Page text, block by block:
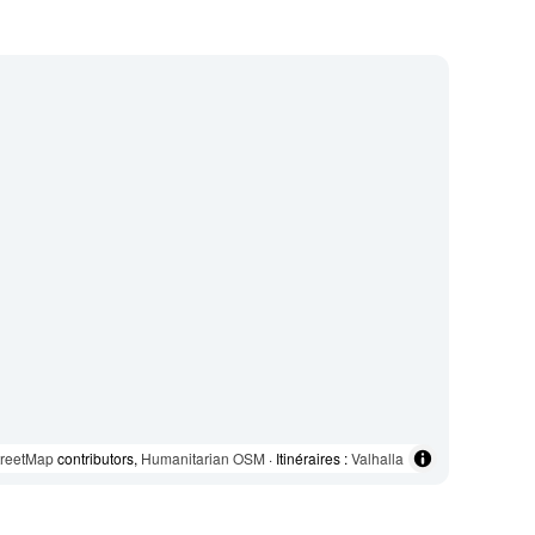
contributors, Humanitarian OSM · Itinéraires :Valhalla